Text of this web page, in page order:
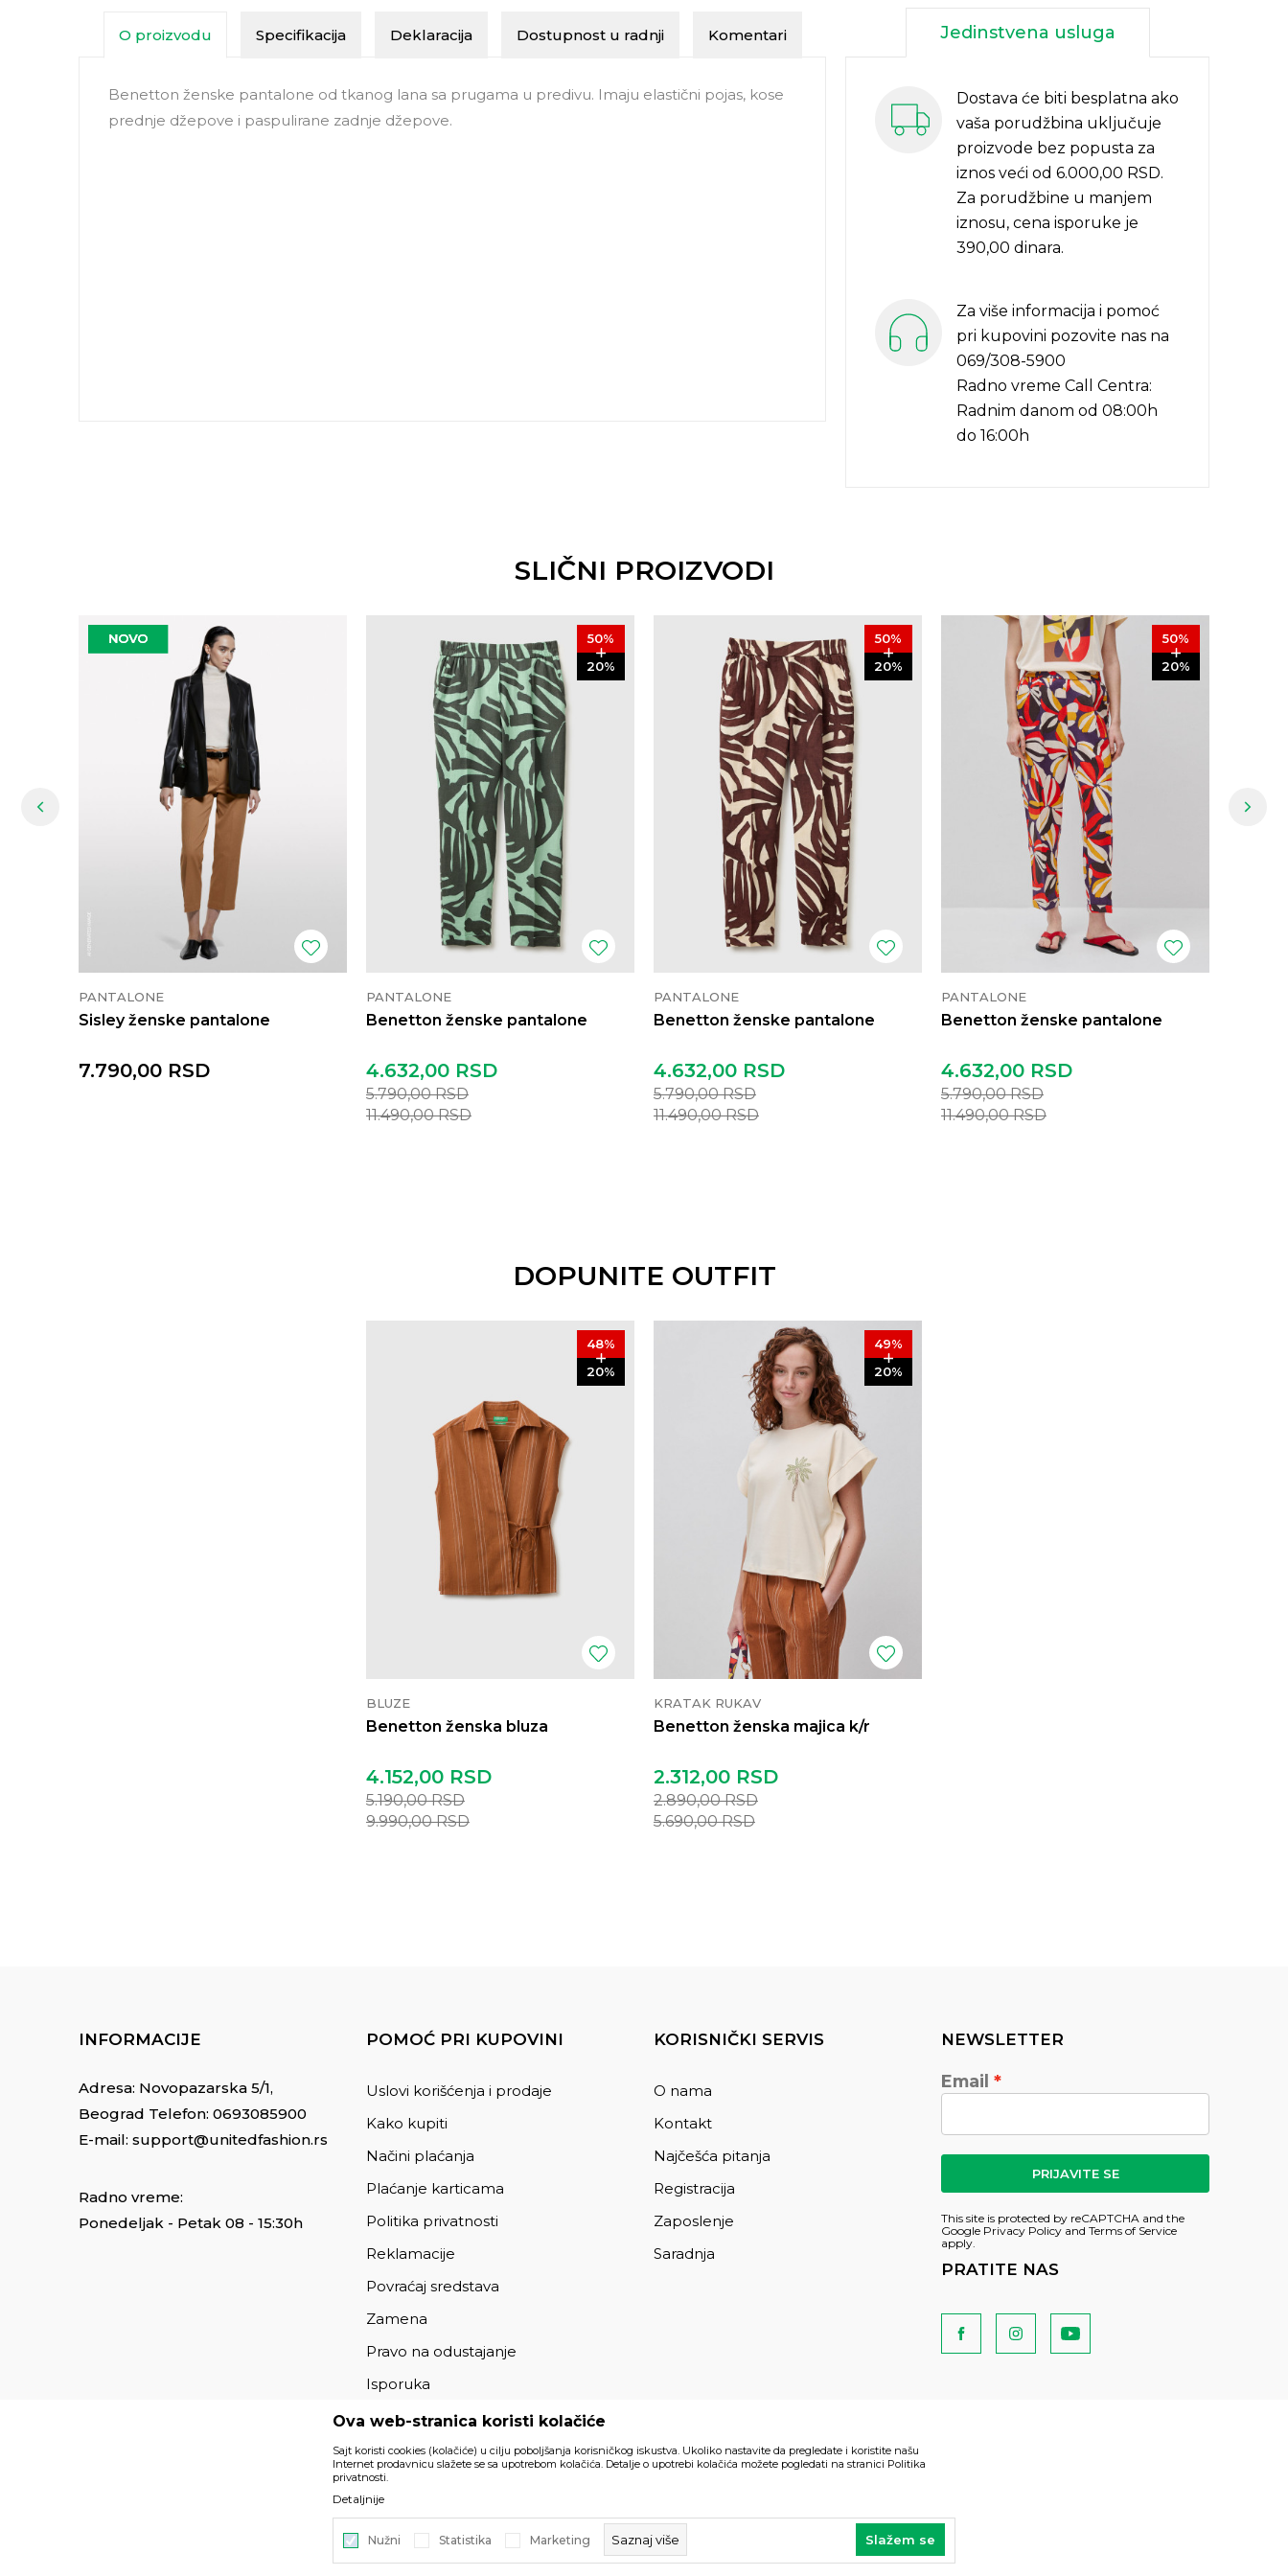
O proizvodu Specifikacija Deklaracija Dostupnost u radnji Komentari
Benetton ženske pantalone od tkanog lana sa prugama u predivu. Imaju elastični pojas, kose
prednje džepove i paspulirane zadnje džepove.
Jedinstvena usluga
Dostava će biti besplatna ako
vaša porudžbina uključuje
proizvode bez popusta za
iznos veći od 6.000,00 RSD.
Za porudžbine u manjem
iznosu, cena isporuke je
390,00 dinara.
Za više informacija i pomoć
pri kupovini pozovite nas na
069/308-5900
Radno vreme Call Centra:
Radnim danom od 08:00h
do 16:00h
SLIČNI PROIZVODI
PANTALONE
Sisley ženske pantalone
7.790,00 RSD
50%
20%
PANTALONE
Benetton ženske pantalone
4.632,00 RSD
5.790,00RSD
11.490,00RSD
50%
20%
PANTALONE
Benetton ženske pantalone
4.632,00 RSD
5.790,00RSD
11.490,00RSD
50%
20%
PANTALONE
Benetton ženske pantalone
4.632,00 RSD
5.790,00RSD
11.490,00RSD
DOPUNITE OUTFIT
48%
20%
BLUZE
Benetton ženska bluza
4.152,00 RSD
5.190,00RSD
9.990,00RSD
49%
20%
KRATAK RUKAV
Benetton ženska majica k/r
2.312,00 RSD
2.890,00RSD
5.690,00RSD
INFORMACIJE
Adresa: Novopazarska 5/1,
Beograd Telefon: 0693085900
E-mail: support@unitedfashion.rs
Radno vreme:
Ponedeljak - Petak 08 - 15:30h
POMOĆ PRI KUPOVINI
Uslovi korišćenja i prodaje
Kako kupiti
Načini plaćanja
Plaćanje karticama
Politika privatnosti
Reklamacije
Povraćaj sredstava
Zamena
Pravo na odustajanje
Isporuka
KORISNIČKI SERVIS
O nama
Kontakt
Najčešća pitanja
Registracija
Zaposlenje
Saradnja
NEWSLETTER
Email
PRIJAVITE SE
This site is protected by reCAPTCHA and the
Google Privacy Policy and Terms of Service
apply.
PRATITE NAS
Podaci su informativnog karaktera i podložni su izmenama. Svi artikli prikazani na sajtu su
deo naše ponude i ne podrazumeva da su dostupni u svakom trenutku.
, IzradaNB SOFT
Ova web-stranica koristi kolačiće
Sajt koristi cookies (kolačiće) u cilju poboljšanja korisničkog iskustva. Ukoliko nastavite da pregledate i koristite našu
Internet prodavnicu slažete se sa upotrebom kolačića. Detalje o upotrebi kolačića možete pogledati na stranici Politika
privatnosti.
Detaljnije
Nužni Statistika Marketing Saznaj više Slažem se